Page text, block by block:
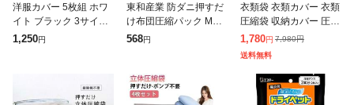
洋服カバー 5枚組 ホワ
イト ブラック 3サイズ
スーツサイズ 衣類カバ
1,250円
東和産業 防ダニ押すだ
け布団圧縮パック Mサ
イズ
568円
衣類袋 衣類カバー 衣類
圧縮袋 収納カバー 圧縮
袋 収納 吊り下げ収納
ショート ロング 通気性
袋 スペー
1,780円 7,980円
送料無料